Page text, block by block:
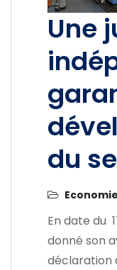
Une
du
Economie
En date du
donné son
déclaration